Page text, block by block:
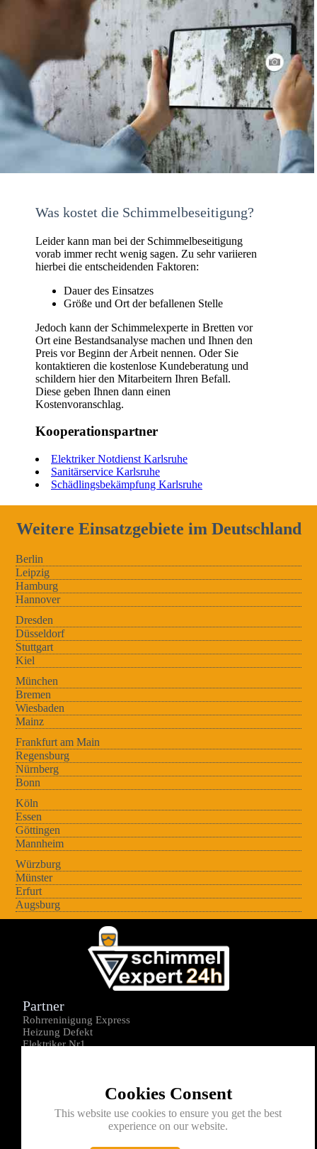
Was kostet die Schimmelbeseitigung?
Leider kann man bei der Schimmelbeseitigung
vorab immer recht wenig sagen. Zu sehr variieren
hierbei die entscheidenden Faktoren:
Dauer des Einsatzes
Größe und Ort der befallenen Stelle
Jedoch kann der Schimmelexperte in Bretten vor
Ort eine Bestandsanalyse machen und Ihnen den
Preis vor Beginn der Arbeit nennen. Oder Sie
kontaktieren die kostenlose Kundeberatung und
schildern hier den Mitarbeitern Ihren Befall.
Diese geben Ihnen dann einen
Kostenvoranschlag.
Kooperationspartner
Elektriker Notdienst Karlsruhe
Sanitärservice Karlsruhe
Schädlingsbekämpfung Karlsruhe
Weitere Einsatzgebiete im Deutschland
Berlin
Leipzig
Hamburg
Hannover
Dresden
Düsseldorf
Stuttgart
Kiel
München
Bremen
Wiesbaden
Mainz
Frankfurt am Main
Regensburg
Nürnberg
Bonn
Köln
Essen
Göttingen
Mannheim
Würzburg
Münster
Erfurt
Augsburg
Cookies Consent
This website use cookies to ensure you get the best
experience on our website.
Partner
Rohrreninigung Express
Heizung Defekt
Elektriker Nr1
Kontakt